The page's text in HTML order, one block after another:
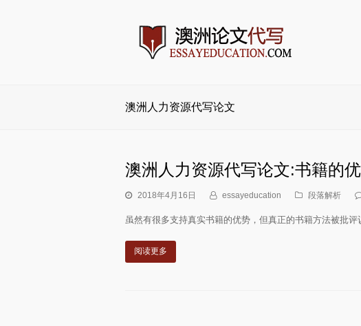
澳洲人力资源代写论文
澳洲人力资源代写论文:书籍的
2018年4月16日 essayeducation 段落解析
虽然有很多支持真实书籍的优势，但真正的书籍方法被批
阅读更多